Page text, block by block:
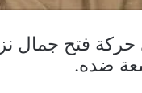
فتح جمال
ضده.